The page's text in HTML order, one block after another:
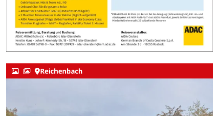
Reichenbach